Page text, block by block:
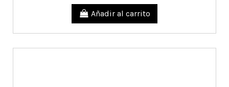
Añadir al carrito